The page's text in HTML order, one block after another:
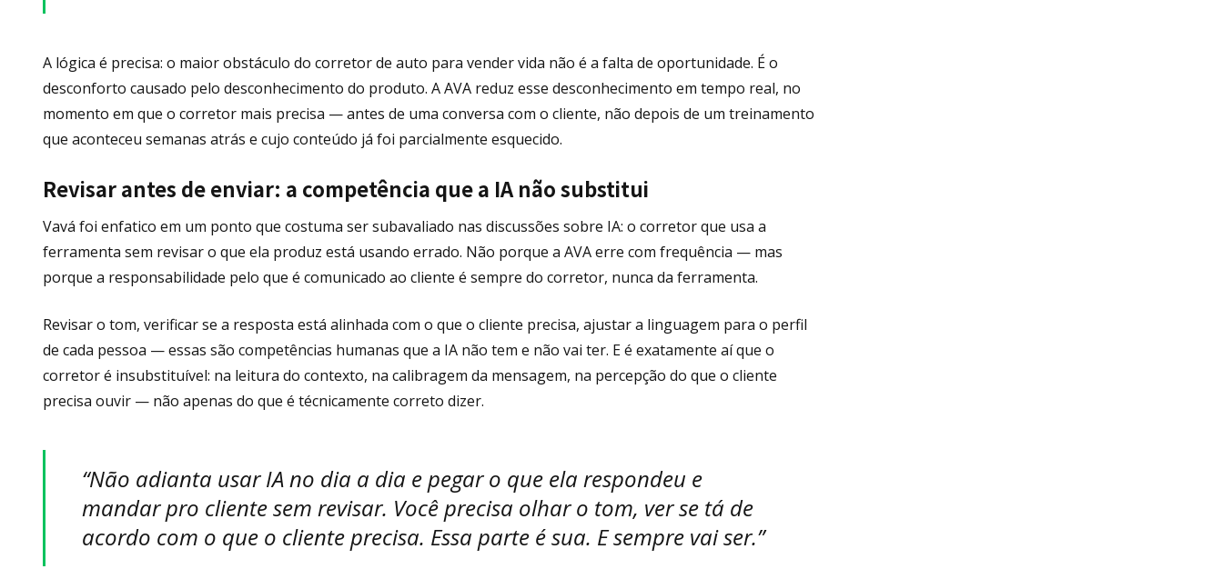
A lógica é precisa: o maior obstáculo do corretor de auto para vender vida não é a falta de oportunidade. É o
desconforto causado pelo desconhecimento do produto. A AVA reduz esse desconhecimento em tempo real, no
momento em que o corretor mais precisa — antes de uma conversa com o cliente, não depois de um treinamento
que aconteceu semanas atrás e cujo conteúdo já foi parcialmente esquecido.
Revisar antes de enviar: a competência que a IA não substitui
Vavá foi enfatico em um ponto que costuma ser subavaliado nas discussões sobre IA: o corretor que usa a
ferramenta sem revisar o que ela produz está usando errado. Não porque a AVA erre com frequência — mas
porque a responsabilidade pelo que é comunicado ao cliente é sempre do corretor, nunca da ferramenta.
Revisar o tom, verificar se a resposta está alinhada com o que o cliente precisa, ajustar a linguagem para o perfil
de cada pessoa — essas são competências humanas que a IA não tem e não vai ter. E é exatamente aí que o
corretor é insubstituível: na leitura do contexto, na calibragem da mensagem, na percepção do que o cliente
precisa ouvir — não apenas do que é técnicamente correto dizer.
“Não adianta usar IA no dia a dia e pegar o que ela respondeu e
mandar pro cliente sem revisar. Você precisa olhar o tom, ver se tá de
acordo com o que o cliente precisa. Essa parte é sua. E sempre vai ser.”